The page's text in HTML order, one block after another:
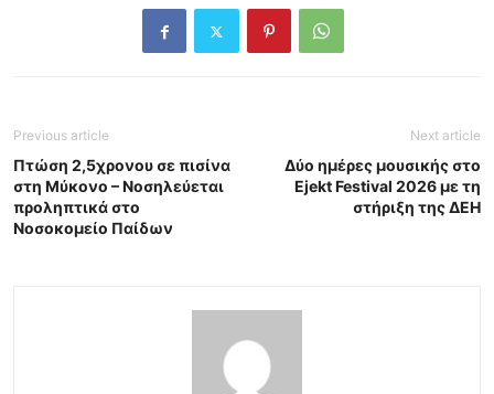
Previous article
Πτώση 2,5χρονου σε πισίνα
στη Μύκονο – Νοσηλεύεται
προληπτικά στο
Νοσοκομείο Παίδων
Next article
Δύο ημέρες μουσικής στο
Ejekt Festival 2026 με τη
στήριξη της ΔΕΗ